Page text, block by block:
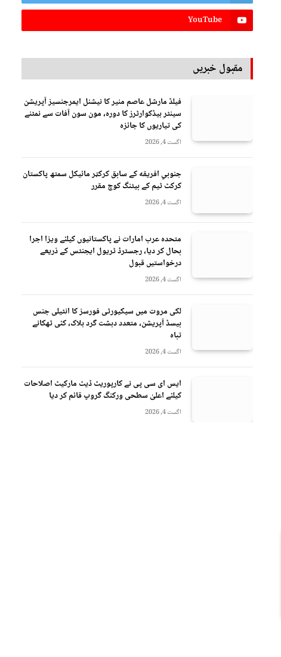
YouTube
مقبول خبریں
فیلڈ مارشل عاصم منیر کا نیشنل ایمرجنسیز آپریشن
سینٹر ہیڈکوارٹرز کا دورہ، مون سون آفات سے نمٹنے
کی تیاریوں کا جائزہ
اگست 4, 2026
جنوبي افريقه کے سابق کرکټر مائیکل سمتھ پاکستان
کرکٹ ٹیم کے بیٹنگ کوچ مقرر
اگست 4, 2026
متحدہ عرب امارات نے پاکستانیوں کیلئے ویزا اجرا
بحال کر دیا، رجسٹرڈ ٹریول ایجنٹس کے ذریعے
درخواستیں قبول
اگست 4, 2026
لکی مروت میں سیکیورٹی فورسز کا انٹیلی جنس
بیسڈ آپریشن، متعدد دہشت گرد ہلاک، کئی ٹھکانے
تباہ
اگست 4, 2026
ایس ای سی پی نے کارپوریٹ ڈیٹ مارکیٹ اصلاحات
کیلئے اعلیٰ سطحی ورکنگ گروپ قائم کر دیا
اگست 4, 2026